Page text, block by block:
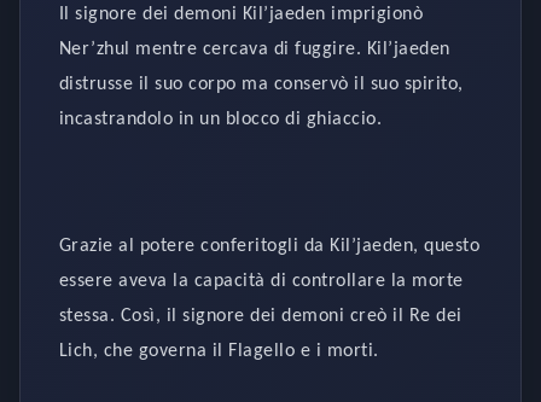
Il signore dei demoni Kil’jaeden imprigionò
Ner’zhul mentre cercava di fuggire. Kil’jaeden
distrusse il suo corpo ma conservò il suo spirito,
incastrandolo in un blocco di ghiaccio.
Grazie al potere conferitogli da Kil’jaeden, questo
essere aveva la capacità di controllare la morte
stessa. Così, il signore dei demoni creò il Re dei
Lich, che governa il Flagello e i morti.